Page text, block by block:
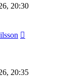
20:30
20:35